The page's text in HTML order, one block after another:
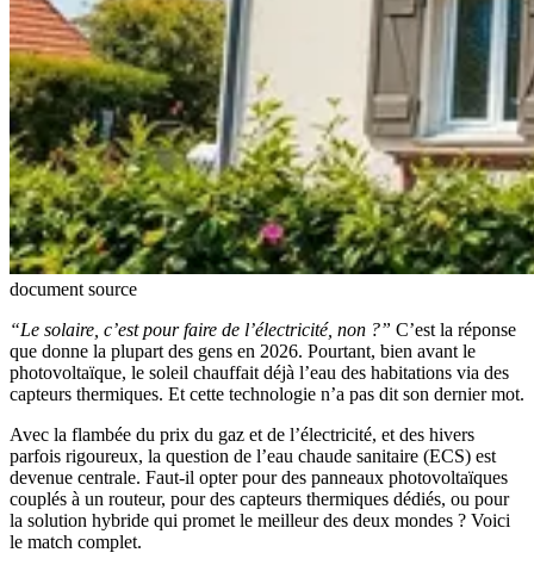
document source
“Le solaire, c’est pour faire de l’électricité, non ?” C’est la réponse
que donne la plupart des gens en 2026. Pourtant, bien avant le
photovoltaïque, le soleil chauffait déjà l’eau des habitations via des
capteurs thermiques. Et cette technologie n’a pas dit son dernier mot.
Avec la flambée du prix du gaz et de l’électricité, et des hivers
parfois rigoureux, la question de l’eau chaude sanitaire (ECS) est
devenue centrale. Faut-il opter pour des panneaux photovoltaïques
couplés à un routeur, pour des capteurs thermiques dédiés, ou pour
la solution hybride qui promet le meilleur des deux mondes ? Voici
le match complet.